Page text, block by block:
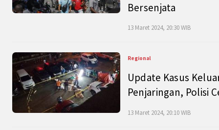
Bersenjata
13 Maret 2024, 20:30 WIB
Regional
Update Kasus
Penjaringan, Polisi
13 Maret 2024, 20:10 WIB